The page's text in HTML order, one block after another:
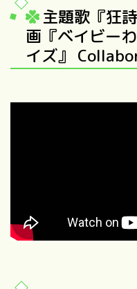
主題歌『狂
画『ベイビー
イズ』